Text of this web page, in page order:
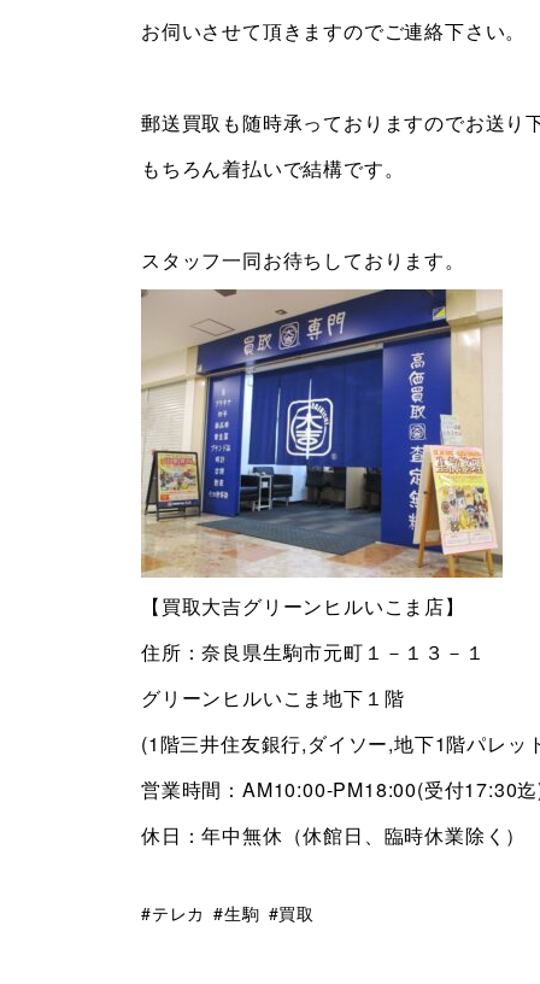
お伺いさせて頂きますのでご連絡下さい。
郵送買取も随時承っておりますのでお送り下
もちろん着払いで結構です。
スタッフ一同お待ちしております。
【買取大吉グリーンヒルいこま店】
住所：奈良県生駒市元町１－１３－１
グリーンヒルいこま地下１階
(1階三井住友銀行,ダイソー,地下1階パレッ
営業時間：AM10:00-PM18:00(受付17:30
休日：年中無休（休館日、臨時休業除く）
テレカ 生駒 買取